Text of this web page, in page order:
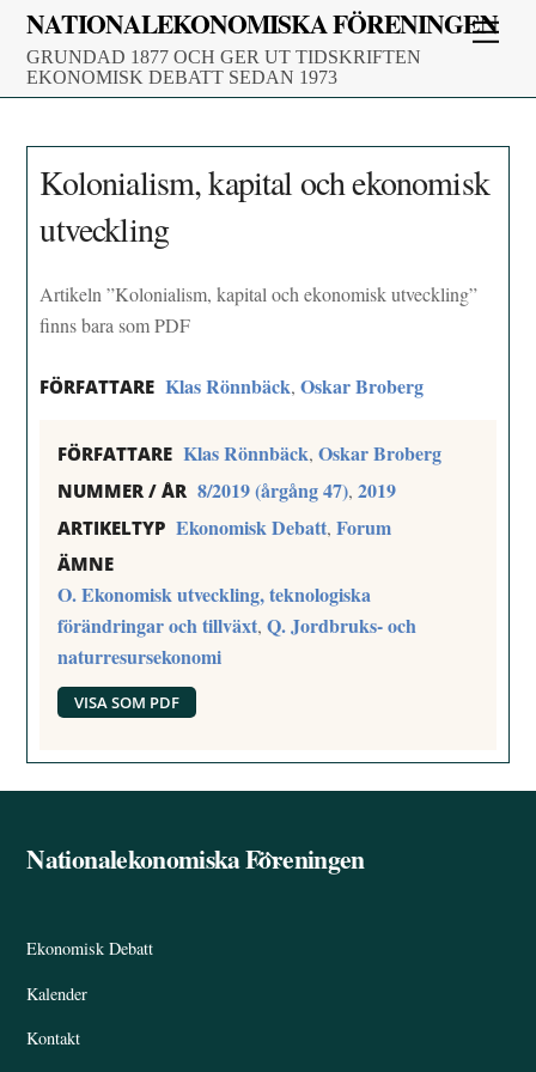
Skip
content
NATIONALEKONOMISKA FÖRENINGEN
GRUNDAD 1877 OCH GER UT TIDSKRIFTEN
EKONOMISK DEBATT SEDAN 1973
Kolonialism, kapital och ekonomisk
utveckling
Artikeln ”Kolonialism, kapital och ekonomisk utveckling”
finns bara som PDF
FÖRFATTARE Klas Rönnbäck,Oskar Broberg
FÖRFATTARE Klas Rönnbäck,Oskar Broberg
NUMMER / ÅR 8/2019 (årgång 47),2019
ARTIKELTYP Ekonomisk Debatt,Forum
ÄMNE
O. Ekonomisk utveckling, teknologiska
förändringar och tillväxt,Q. Jordbruks- och
naturresursekonomi
VISA SOM PDF
Back
Nationalekonomiska Föreningen
Ekonomisk Debatt
Kalender
Kontakt